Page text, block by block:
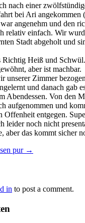
nach einer
bei Ari angekommen
angenehm und den
relativ einfach. Wir
Stadt abgeholt und
Richtig Heiß und
aber ist machbar.
unserer Zimmer
und danach gab
Abendessen. Von den
aufgenommen und
Offenheit entgegen.
leider noch nicht
aber das kommt sicher
pur →
in to post a comment.